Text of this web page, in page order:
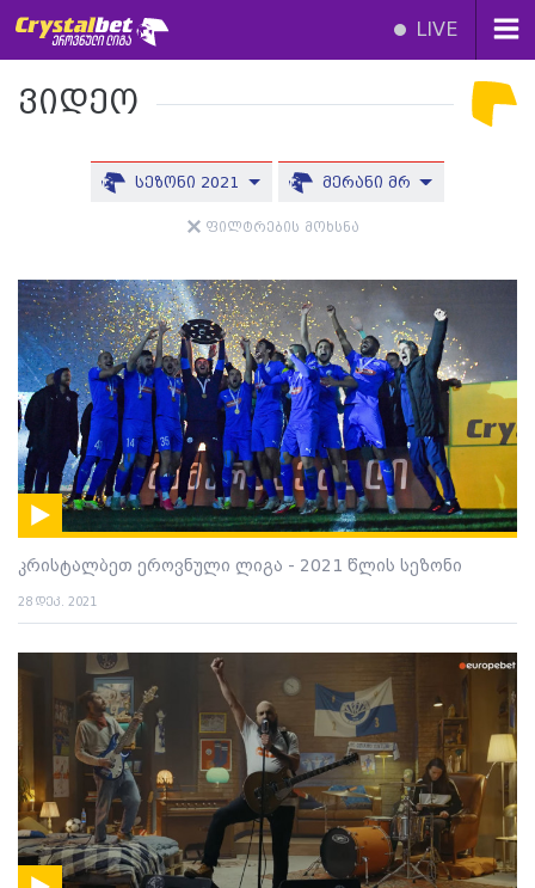
LIVE
ვიდეო
სეზონი 2021 მერანი მრ
ფილტრების მოხსნა
კრისტალბეთ ეროვნული ლიგა - 2021 წლის სეზონი
28 დეკ. 2021